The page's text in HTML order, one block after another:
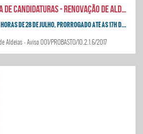
Anúncio de abertura de candidaturas - Renovação de Aldeias
28 DE JULHO, PRORROGADO ATÉ ÀS 17H DE 31 DE AGOSTO DE 2017
Aldeias - Aviso 001/PROBASTO/10.2.1.6/2017